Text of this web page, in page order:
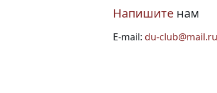
Напишите нам
E-mail: du-club@mail.ru